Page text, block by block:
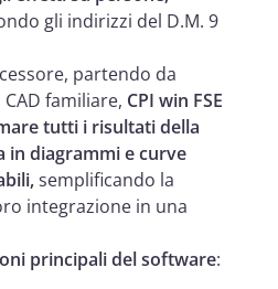
gli indirizzi del D.M. 9
partendo da
familiare, CPI win FSE
tutti i risultati della
in diagrammi e curve
semplificando la
integrazione in una
principali del software: